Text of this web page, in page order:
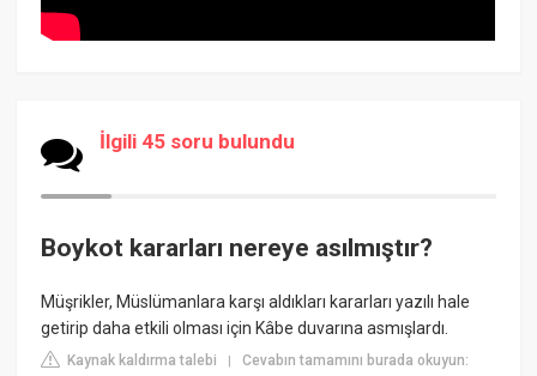
İlgili 45 soru bulundu
Boykot kararları nereye asılmıştır?
Müşrikler, Müslümanlara karşı aldıkları kararları yazılı hale
getirip daha etkili olması için Kâbe duvarına asmışlardı.
Kaynak kaldırma talebi |Cevabın tamamını burada okuyun: